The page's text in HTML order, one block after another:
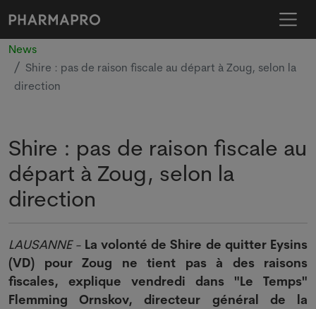
News
Shire : pas de raison fiscale au départ à Zoug, selon la
direction
Shire : pas de raison fiscale au
départ à Zoug, selon la
direction
LAUSANNE - La volonté de Shire de quitter Eysins
(VD) pour Zoug ne tient pas à des raisons
fiscales, explique vendredi dans "Le Temps"
Flemming Ornskov, directeur général de la